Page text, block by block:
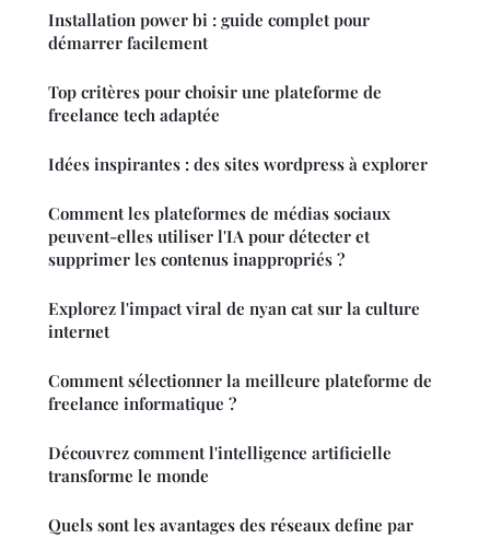
Installation power bi : guide complet pour
démarrer facilement
Top critères pour choisir une plateforme de
freelance tech adaptée
Idées inspirantes : des sites wordpress à explorer
Comment les plateformes de médias sociaux
peuvent-elles utiliser l'IA pour détecter et
supprimer les contenus inappropriés ?
Explorez l'impact viral de nyan cat sur la culture
internet
Comment sélectionner la meilleure plateforme de
freelance informatique ?
Découvrez comment l'intelligence artificielle
transforme le monde
Quels sont les avantages des réseaux define par